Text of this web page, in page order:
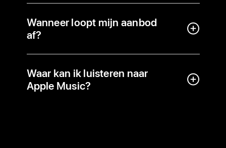
Wanneer loopt mijn aanbod
af?
Waar kan ik luisteren naar
Apple Music?